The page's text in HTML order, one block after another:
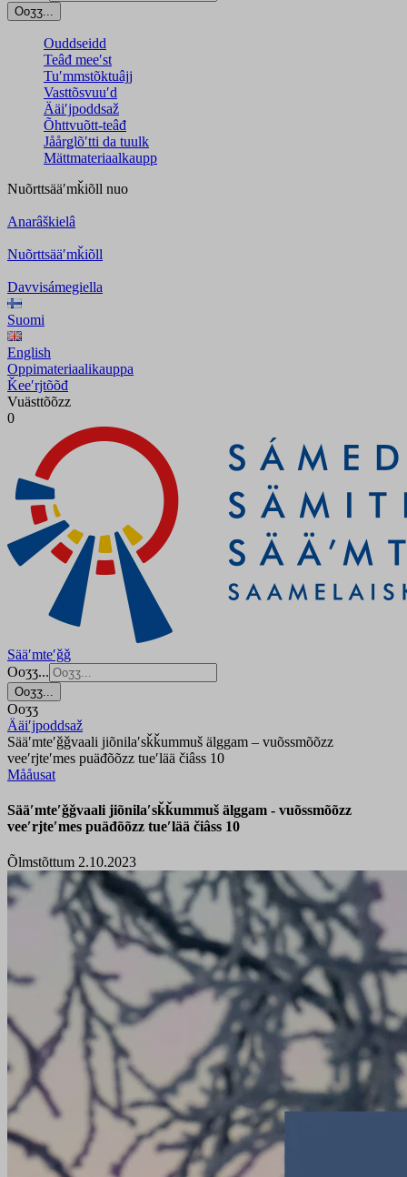
Ooʒʒ...
Ouddseidd
Teâđ meeʹst
Tuʹmmstõktuâjj
Vasttõsvuuʹd
Ääiʹjpoddsaž
Õhttvuõtt-teâđ
Jåårǥlõʹtti da tuulk
Mättmateriaalkaupp
Nuõrttsääʹmǩiõll nuo
Anarâškielâ
Nuõrttsääʹmǩiõll
Davvisámegiella
Suomi
English
Oppimateriaalikauppa
Ǩeeʹrjtõõđ
Vuästtõõzz
0
Sääʹmteʹǧǧ
Ooʒʒ...
Ooʒʒ...
Ooʒʒ
Ääiʹjpoddsaž
Sääʹmteʹǧǧvaali jiõnilaʹsǩǩummuš älggam – vuõssmõõzz
veeʹrjteʹmes puäđõõzz tueʹlää čiâss 10
Mååusat
Sääʹmteʹǧǧvaali jiõnilaʹsǩǩummuš älggam - vuõssmõõzz
veeʹrjteʹmes puäđõõzz tueʹlää čiâss 10
Õlmstõttum 2.10.2023